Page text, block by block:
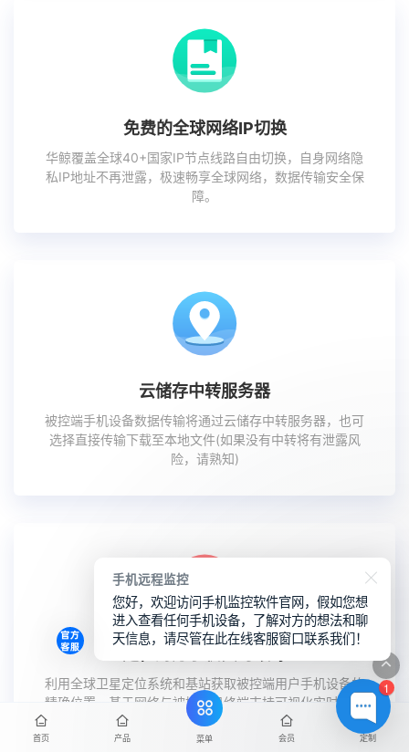
免费的全球网络IP切换
华鲸覆盖全球40+国家IP节点线路自由切换，自身网络隐
私IP地址不再泄露，极速畅享全球网络，数据传输安全保
障。
云储存中转服务器
被控端手机设备数据传输将通过云储存中转服务器，也可
选择直接传输下载至本地文件(如果没有中转将有泄露风
险，请熟知)
利用全球卫星定位系统和基站获取被控端用户手机设备的
精确位置，基于网络与被控手机终端支持可视化实时追踪
定位。
首页 产品 菜单 会员 定制
1
手机远程监控
您好，欢迎访问手机监控软件官网，假如您想
进入查看任何手机设备，了解对方的想法和聊
天信息，请尽管在此在线客服窗口联系我们！